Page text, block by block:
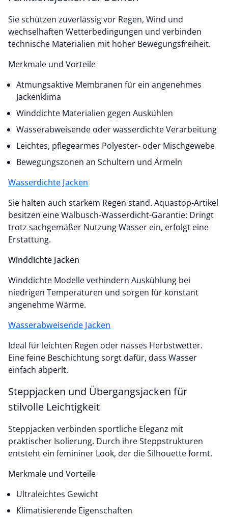
Sie schützen zuverlässig vor Regen, Wind und
wechselhaften Wetterbedingungen und verbinden
technische Materialien mit hoher Bewegungsfreiheit.
Merkmale und Vorteile
Atmungsaktive Membranen für ein angenehmes
Jackenklima
Winddichte Materialien gegen Auskühlen
Wasserabweisende oder wasserdichte Verarbeitung
Leichtes, pflegearmes Polyester- oder Mischgewebe
Bewegungszonen an Schultern und Ärmeln
Wasserdichte Jacken
Sie halten auch starkem Regen stand. Aquastop‑Artikel
besitzen eine Walbusch‑Wasserdicht-Garantie: Dringt
trotz sachgemäßer Nutzung Wasser ein, erfolgt eine
Erstattung.
Winddichte Jacken
Winddichte Modelle verhindern Auskühlung bei
niedrigen Temperaturen und sorgen für konstant
angenehme Wärme.
Wasserabweisende Jacken
Ideal für leichten Regen oder nasses Herbstwetter.
Eine feine Beschichtung sorgt dafür, dass Wasser
einfach abperlt.
Steppjacken und Übergangsjacken für
stilvolle Leichtigkeit
Steppjacken verbinden sportliche Eleganz mit
praktischer Isolierung. Durch ihre Steppstrukturen
entsteht ein femininer Look, der die Silhouette formt.
Merkmale und Vorteile
Ultraleichtes Gewicht
Klimatisierende Eigenschaften